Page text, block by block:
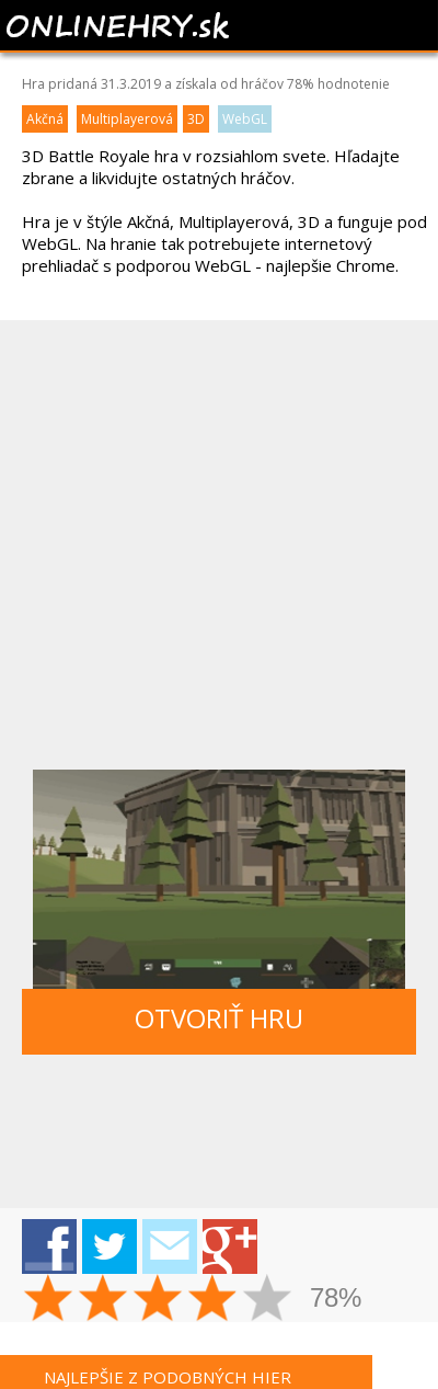
WARBROKERS.IO
Hra pridaná 31.3.2019 a získala od hráčov78% hodnotenie
Akčná
Multiplayerová 3D WebGL
3D Battle Royale hra v rozsiahlom svete. Hľadajte
zbrane a likvidujte ostatných hráčov.
Hra je v štýle Akčná, Multiplayerová, 3D a funguje pod
WebGL. Na hranie tak potrebujete internetový
prehliadač s podporou WebGL - najlepšie Chrome.
OTVORIŤ HRU
78%
NAJLEPŠIE Z PODOBNÝCH HIER